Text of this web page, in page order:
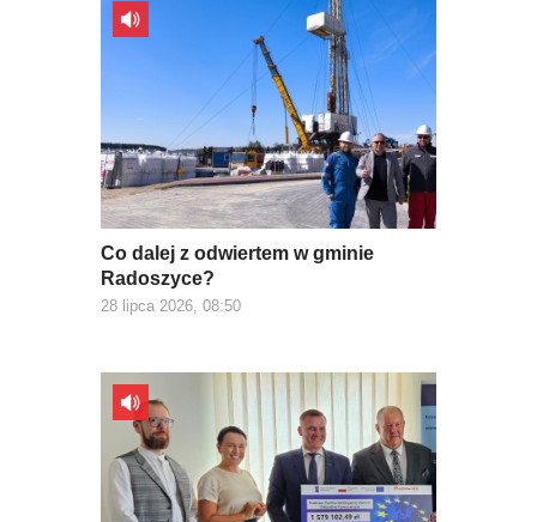
Co dalej z odwiertem w gminie
Radoszyce?
28 lipca 2026, 08:50